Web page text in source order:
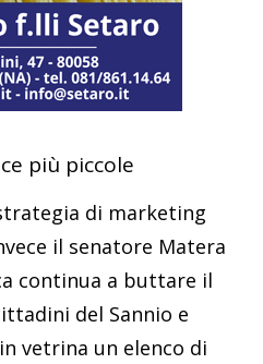
più piccole
di marketing
il senatore Matera
continua a buttare il
del Sannio e
vetrina un elenco di